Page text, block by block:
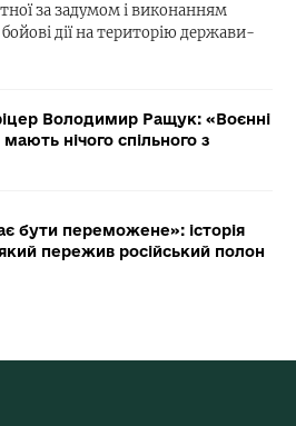
за задумом і виконанням
дії на територію держави-
Володимир Ращук: «Воєнні
нічого спільного з
бути переможене»: історія
пережив російський полон